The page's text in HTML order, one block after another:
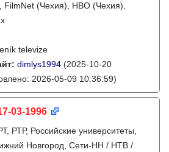
FilmNet (Чехия), HBO (Чехия),
televize
dimlys1994 (2025-10-20
2026-05-09 10:36:59)
03-1996
РТР, Российские университеты,
Новгород, Сети-НН / НТВ /